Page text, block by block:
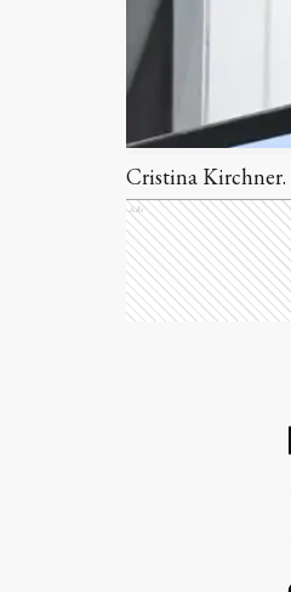
Cristina Kirchner.
Ads